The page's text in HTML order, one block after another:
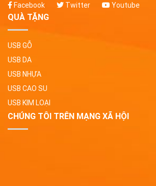
Facebook Twitter Youtube
QUÀ TẶNG
USB GỖ
USB DA
USB NHỰA
USB CAO SU
USB KIM LOẠI
CHÚNG TÔI TRÊN MẠNG XÃ HỘI